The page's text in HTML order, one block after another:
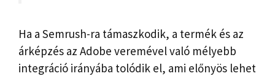
Ha a Semrush-ra támaszkodik, a termék és az
árképzés az Adobe veremével való mélyebb
integráció irányába tolódik el, ami előnyös lehet